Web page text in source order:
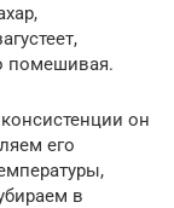
помешивая.
он
его
в